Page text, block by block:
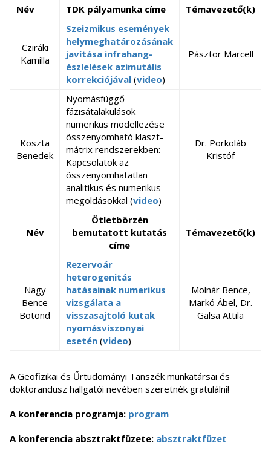
Név TDK pályamunka címe Témavezető(k)
Cziráki
Kamilla
Szeizmikus események
helymeghatározásának
javítása infrahang-
észlelések azimutális
korrekciójával (video)
Pásztor Marcell
Koszta
Benedek
Nyomásfüggő
fázisátalakulások
numerikus modellezése
összenyomható klaszt-
mátrix rendszerekben:
Kapcsolatok az
összenyomhatatlan
analitikus és numerikus
megoldásokkal (video)
Dr. Porkoláb
Kristóf
Név
Ötletbörzén
bemutatott kutatás
címe
Témavezető(k)
Nagy
Bence
Botond
Rezervoár
heterogenitás
hatásainak numerikus
vizsgálata a
visszasajtoló kutak
nyomásviszonyai
esetén (video)
Molnár Bence,
Markó Ábel, Dr.
Galsa Attila
A Geofizikai és Űrtudományi Tanszék munkatársai és
doktorandusz hallgatói nevében szeretnék gratulálni!
A konferencia programja: program
A konferencia absztraktfüzete: absztraktfüzet